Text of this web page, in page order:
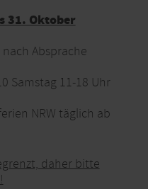
31. Oktober
Absprache
Samstag 11-18 Uhr
NRW täglich ab
daher bitte